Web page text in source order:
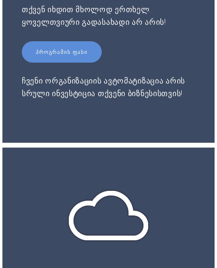
თქვენ იხდით მხოლოდ ერთხელ.
ყოველთვიური გადასახადი არ არის!
ᲞᲠᲝᲒᲠᲐᲛᲘᲡ ᲤᲐᲡᲘ
ჩვენი ორგანიზაციის ავტომატიზაცია არის
სრული ინვესტიცია თქვენი ბიზნესისთვის!